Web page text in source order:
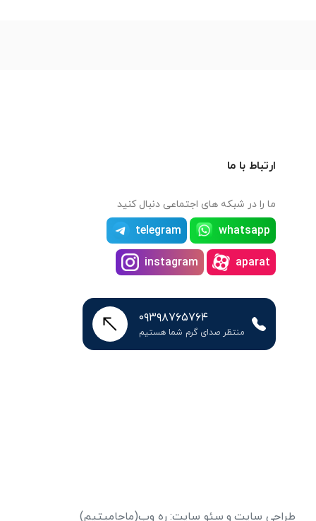
ارتباط با ما
ما را در شبکه های اجتماعی دنبال کنید
whatsapp
telegram
aparat
instagram
۰۹۳۹۸۷۶۵۷۶۴
منتظر صدای گرم شما هستیم
طراحی سایت و سئو سایت: ره وب(ماحامیتیم)